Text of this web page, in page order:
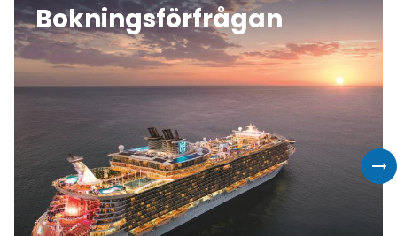
Bokningsförfrågan